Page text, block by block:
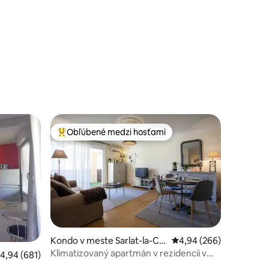
183
ohodnotenie 4,94 z 5, počet hodnotení: 681
4,94 (681)
Najobľúbenejšie medzi hosťami
Obľúbené medzi hosťami
Kondo v meste Sarlat-la-Ca
néda
Priemerné
4,94 (266)
Klimatizovaný apartmán v rezidencii v